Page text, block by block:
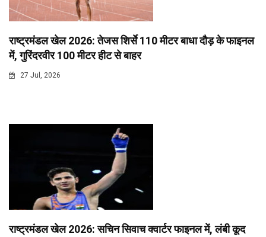
राष्ट्रमंडल खेल 2026: तेजस शिर्से 110 मीटर बाधा दौड़ के फाइनल
में, गुरिंदरवीर 100 मीटर हीट से बाहर
27 Jul, 2026
राष्ट्रमंडल खेल 2026: सचिन सिवाच क्वार्टर फाइनल में, लंबी कूद